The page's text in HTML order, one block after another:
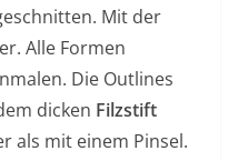
Mit der
Alle Formen
Die Outlines
dicken Filzstift
als mit einem Pinsel.